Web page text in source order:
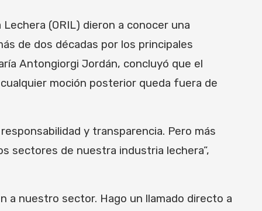
(ORIL) dieron a conocer una
de dos décadas por los principales
Antongiorgi Jordán, concluyó que el
moción posterior queda fuera de
y transparencia. Pero más
sectores de nuestra industria lechera”,
a nuestro sector. Hago un llamado directo a